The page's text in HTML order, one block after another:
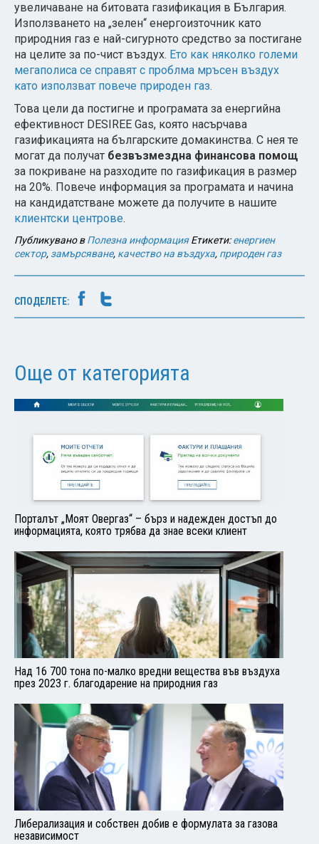
увеличаване на битовата газификация в България.
Използването на „зелен“ енергоизточник като
природния газ е най-сигурното средство за постигане
на целите за по-чист въздух. Ето как няколко големи
мегаполиса се справят с проблма мръсен въздух
като използват повече природен газ.
Това цели да постигне и програмата за енергийна
ефективност DESIREE Gas, която насърчава
газификацията на българските домакинства. С нея те
могат да получат безвъзмездна финансова помощ
за покриване на разходите по газификация в размер
на 20%. Повече информация за програмата и начина
на кандидатстване можете да получите в нашите
клиентски центрове.
Публикувано вПолезна информация Етикети:енергиен
сектор, замърсяване, качество на въздуха, природен газ
СПОДЕЛЕТЕ:
Още от категорията
Порталът „Моят Овергаз“ – бърз и надежден достъп до
информацията, която трябва да знае всеки клиент
Над 16 700 тона по-малко вредни вещества във въздуха
през 2023 г. благодарение на природния газ
Либерализация и собствен добив е формулата за газова
независимост